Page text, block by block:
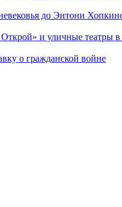
до Энтони
Открой» и уличные
о гражданской войне